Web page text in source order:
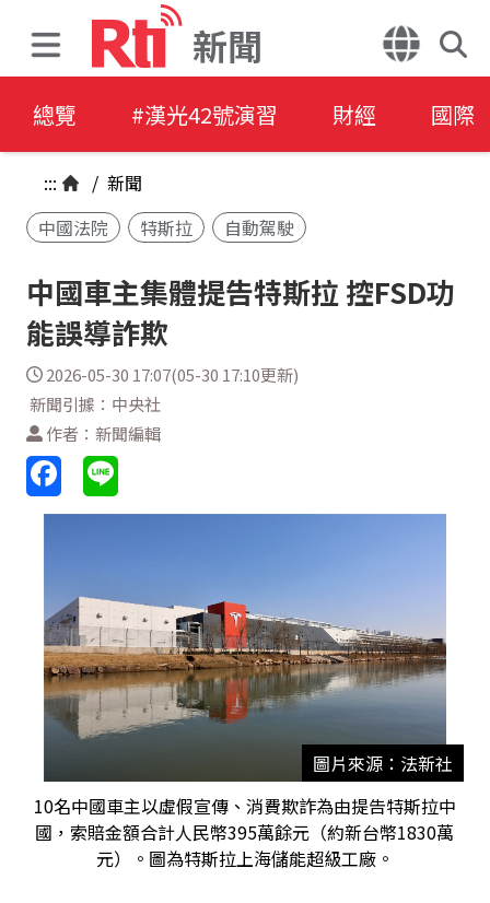
新聞
總覽 #漢光42號演習 財經 國際
::: / 新聞
中國法院
特斯拉 自動駕駛
中國車主集體提告特斯拉 控FSD功
能誤導詐欺
2026-05-30 17:07(05-30 17:10更新)
新聞引據：中央社
作者：新聞編輯
圖片來源：法新社
10名中國車主以虛假宣傳、消費欺詐為由提告特斯拉中
國，索賠金額合計人民幣395萬餘元（約新台幣1830萬
元）。圖為特斯拉上海儲能超級工廠。